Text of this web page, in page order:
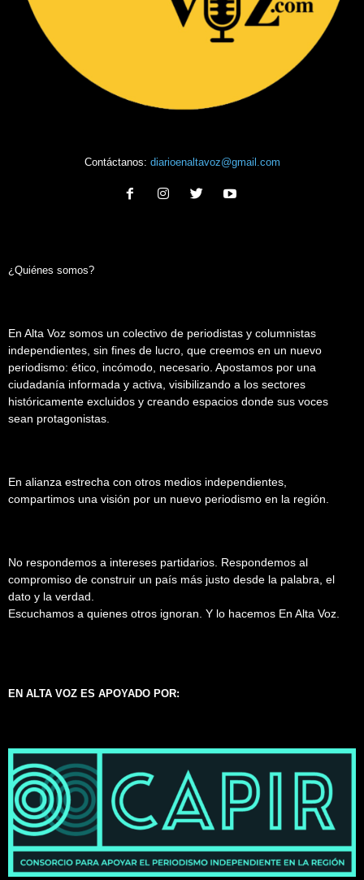
Contáctanos: diarioenaltavoz@gmail.com
¿Quiénes somos?
En Alta Voz somos un colectivo de periodistas y columnistas
independientes, sin fines de lucro, que creemos en un nuevo
periodismo: ético, incómodo, necesario. Apostamos por una
ciudadanía informada y activa, visibilizando a los sectores
históricamente excluidos y creando espacios donde sus voces
sean protagonistas.
En alianza estrecha con otros medios independientes,
compartimos una visión por un nuevo periodismo en la región.
No respondemos a intereses partidarios. Respondemos al
compromiso de construir un país más justo desde la palabra, el
dato y la verdad.
Escuchamos a quienes otros ignoran. Y lo hacemos En Alta Voz.
EN ALTA VOZ ES APOYADO POR: